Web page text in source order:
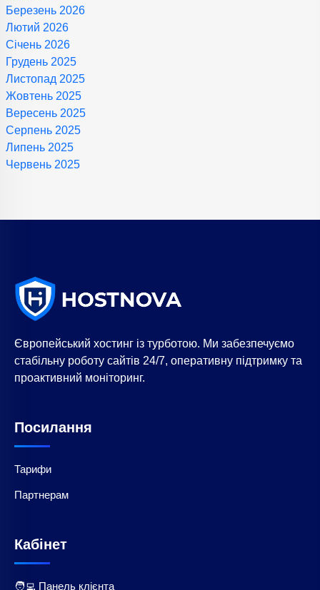
Березень 2026
Лютий 2026
Січень 2026
Грудень 2025
Листопад 2025
Жовтень 2025
Вересень 2025
Серпень 2025
Липень 2025
Червень 2025
Європейський хостинг із турботою. Ми забезпечуємо
стабільну роботу сайтів 24/7, оперативну підтримку та
проактивний моніторинг.
Посилання
Тарифи
Партнерам
Кабінет
🧑‍💻 Панель клієнта